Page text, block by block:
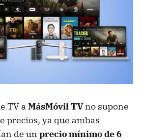
TV a MásMóvil TVno supone
precios, ya que ambas
de un precio mínimo de 6